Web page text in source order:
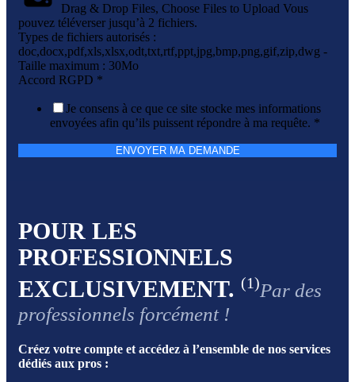
Drag & Drop Files, Choose Files to Upload Vous
pouvez téléverser jusqu’à 2 fichiers.
Types de fichiers autorisés :
doc,docx,pdf,xls,xlsx,odt,txt,rtf,ppt,jpg,bmp,png,gif,zip,dwg -
Taille maximum : 30Mo
Accord RGPD *
Je consens à ce que ce site stocke mes informations
envoyées afin qu’ils puissent répondre à ma requête. *
ENVOYER MA DEMANDE
POUR LES
PROFESSIONNELS
EXCLUSIVEMENT. (1)Par des
professionnels forcément !
Créez votre compte et accédez à l’ensemble de nos services
dédiés aux pros :